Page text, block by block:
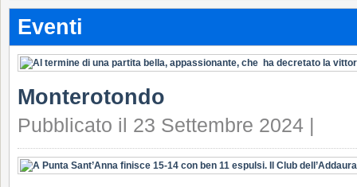
Eventi
Monterotondo
Pubblicato il 23 Settembre 2024 |